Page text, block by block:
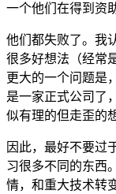
一个他们在得到资
他们都失败了。我
很多好想法（经常
更大的一个问题是
是一家正式公司了
似有理的但走歪的
因此，最好不要过
习很多不同的东西
情，和重大技术转